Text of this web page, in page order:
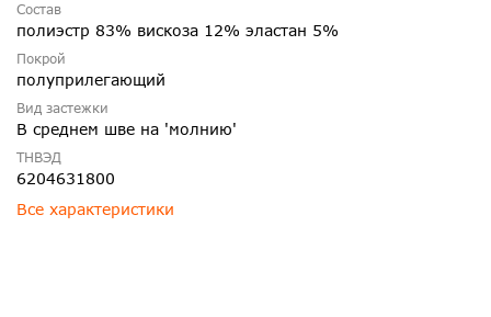
Состав
полиэстр 83% вискоза 12% эластан 5%
Покрой
полуприлегающий
Вид застежки
В среднем шве на 'молнию'
ТНВЭД
6204631800
Все характеристики